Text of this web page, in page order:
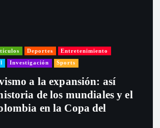
Deportes Entretenimiento
Investigación Sports
a la expansión: así
de los mundiales y el
en la Copa del